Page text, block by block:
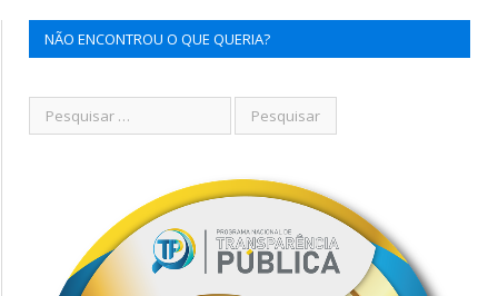
NÃO ENCONTROU O QUE QUERIA?